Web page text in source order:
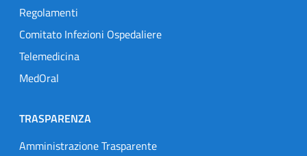
Regolamenti
Comitato Infezioni Ospedaliere
Telemedicina
MedOral
TRASPARENZA
Amministrazione Trasparente